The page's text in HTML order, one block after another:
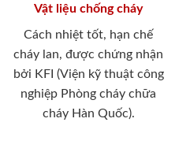
Vật liệu chống cháy
Cách nhiệt tốt, hạn chế
cháy lan, được chứng nhận
bởi KFI (Viện kỹ thuật công
nghiệp Phòng cháy chữa
cháy Hàn Quốc).